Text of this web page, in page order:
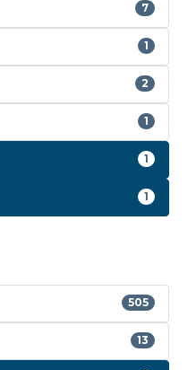
7
1
2
1
1
1
505
13